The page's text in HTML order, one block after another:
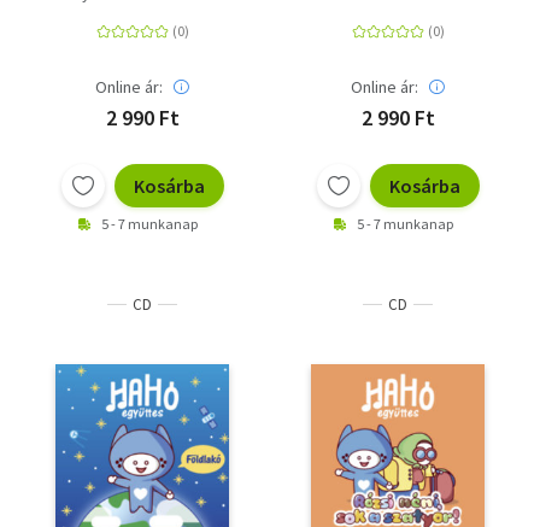
Online ár:
2 990 Ft
Kosárba
5 - 7 munkanap
Online ár:
2 990 Ft
Kosárba
5 - 7 munkanap
CD CD